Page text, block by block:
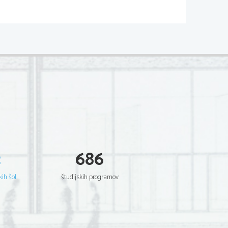
za gorivo pa
po domače pravimo
močno stisnjen
temperature, ki
z zrakom,
šol
686
študijskih programov